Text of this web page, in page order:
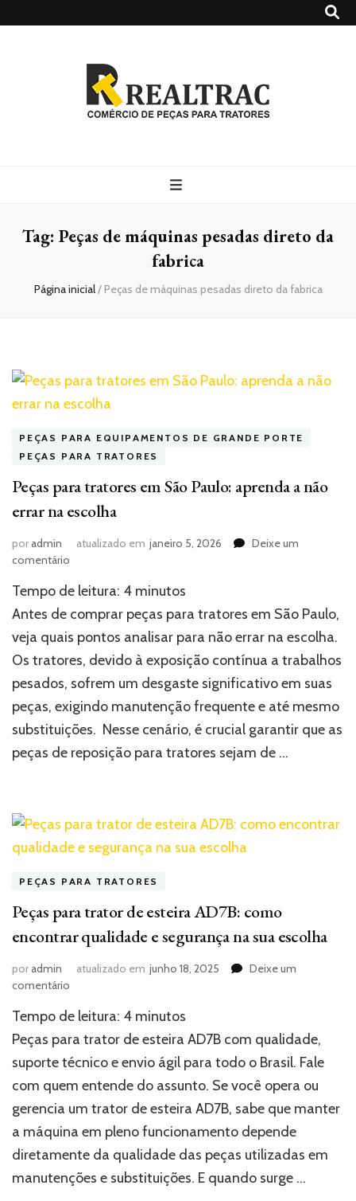
Tag: Peças de máquinas pesadas direto da
fabrica
Página inicial/ Peças de máquinas pesadas direto da fabrica
PEÇAS PARA EQUIPAMENTOS DE GRANDE PORTE
PEÇAS PARA TRATORES
Peças para tratores em São Paulo: aprenda a não
errar na escolha
poradmin atualizado em janeiro 5, 2026
Deixe um
comentário
para
tratores
São
Paulo:
aprenda
a
não
errar
escolha
Tempo de leitura: 4 minutos
Antes de comprar peças para tratores em São Paulo,
veja quais pontos analisar para não errar na escolha.
Os tratores, devido à exposição contínua a trabalhos
pesados, sofrem um desgaste significativo em suas
peças, exigindo manutenção frequente e até mesmo
substituições. Nesse cenário, é crucial garantir que as
peças de reposição para tratores sejam de …
PEÇAS PARA TRATORES
Peças para trator de esteira AD7B: como
encontrar qualidade e segurança na sua escolha
poradmin atualizado em junho 18, 2025
Deixe um
comentário
para
trator
esteira
AD7B:
como
encontrar
qualidade
e
na
Tempo de leitura: 4 minutos
Peças para trator de esteira AD7B com qualidade,
suporte técnico e envio ágil para todo o Brasil. Fale
com quem entende do assunto. Se você opera ou
gerencia um trator de esteira AD7B, sabe que manter
a máquina em pleno funcionamento depende
diretamente da qualidade das peças utilizadas em
manutenções e substituições. E quando surge …